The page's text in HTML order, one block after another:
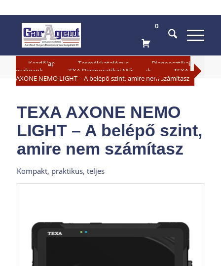
0
Kezdőlap Termékkatalógus
Diagnosztikai
eszközök
» TEXA Diagnosztikai Műszerek
TEXA
AXONE NEMO LIGHT – A belépő szint, amire nem számítasz
TEXA AXONE NEMO
LIGHT – A belépő szint,
amire nem számítasz
Kompakt, praktikus, teljes